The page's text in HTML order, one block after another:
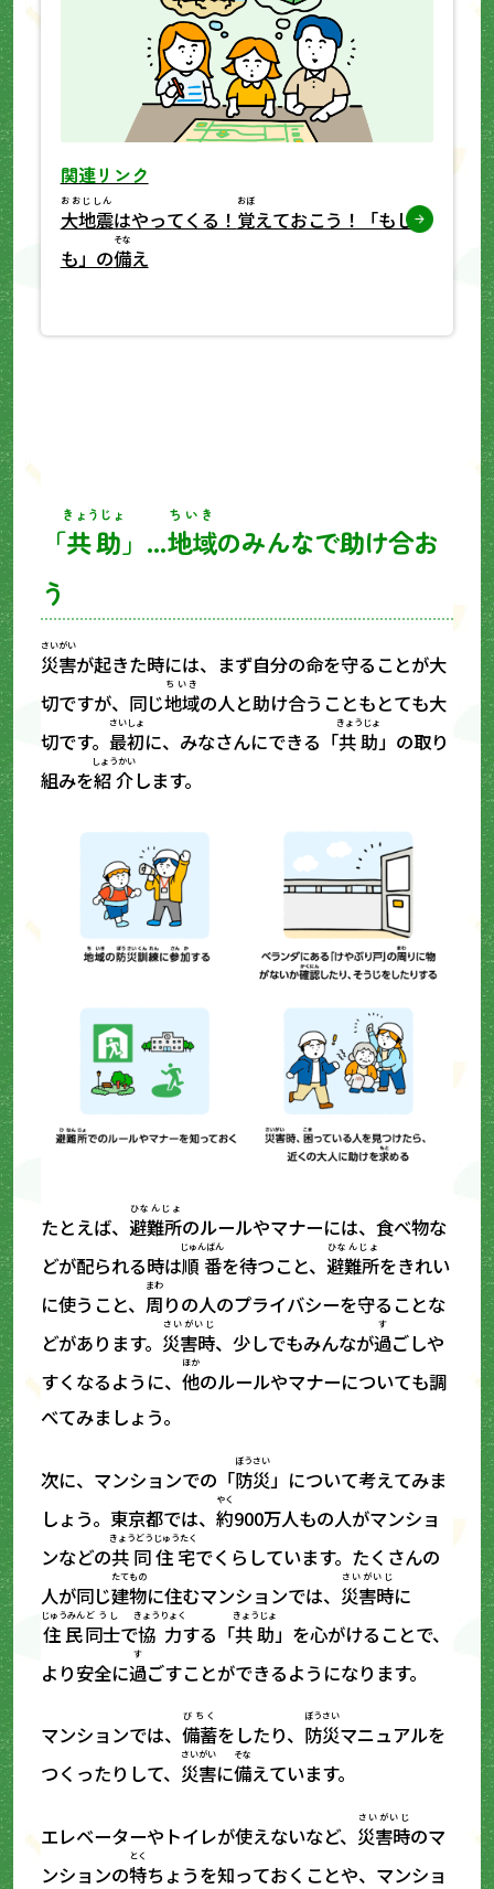
関連リンク
大地震
おおじしん
はやってくる！ 覚
おぼ
えておこう！「もし
も」の備
そな
え
「共助
きょうじょ
」…地域
ちいき
のみんなで助け合お
う
災害
さいがい
が起きた時には、まず自分の命を守ることが大
切ですが、同じ地域
ちいき
の人と助け合うこともとても大
切です。最初
さいしょ
に、みなさんにできる「共助
きょうじょ
」の取り
組みを紹介
しょうかい
します。
たとえば、 避難所
ひなんじょ
のルールやマナーには、食べ物な
どが配られる時は順番
じゅんばん
を待つこと、 避難所
ひなんじょ
をきれい
に使うこと、周
まわ
りの人のプライバシーを守ることな
どがあります。 災害時
さいがいじ
、少しでもみんなが過
す
ごしや
すくなるように、他
ほか
のルールやマナーについても調
べてみましょう。
次に、マンションでの「防災
ぼうさい
」について考えてみま
しょう。東京都では、約
やく
900万人もの人がマンショ
ンなどの共同
きょうどう
住宅
じゅうたく
でくらしています。たくさんの
人が同じ建物
たてもの
に住むマンションでは、 災害時
さいがいじ
に
住民
じゅうみん
同士
どうし
で協力
きょうりょく
する「共助
きょうじょ
」を心がけることで、
より安全に過
す
ごすことができるようになります。
マンションでは、備蓄
びちく
をしたり、 防災
ぼうさい
マニュアルを
つくったりして、 災害
さいがい
に備
そな
えています。
エレベーターやトイレが使えないなど、 災害時
さいがいじ
のマ
ンションの特
とく
ちょうを知っておくことや、マンショ